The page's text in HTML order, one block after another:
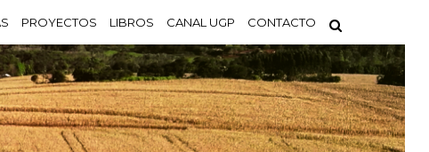
PROYECTOS LIBROS CANAL UGP CONTACTO